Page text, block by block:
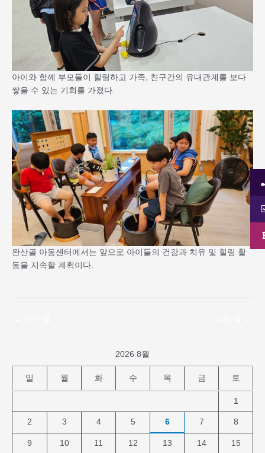
아이와 함께 부모들이 힐링하고 가족, 친구간의 유대관계를 보다
쌓을 수 있는 기회를 가졌다.
완산골 아동센터에서는 앞으로 아이들의 건강과 치유 및 힐링 활
동을 지속할 계획이다.
2026 8월
일 월 화 수 목 금 토
1
2 3 4 5 6 7 8
9 10 11 12 13 14 15